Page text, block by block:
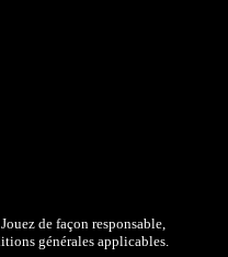
de façon responsable,
générales applicables.